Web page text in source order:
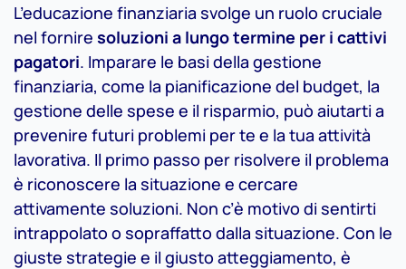
L’educazione finanziaria svolge un ruolo cruciale
nel fornire soluzioni a lungo termine per i cattivi
pagatori. Imparare le basi della gestione
finanziaria, come la pianificazione del budget, la
gestione delle spese e il risparmio, può aiutarti a
prevenire futuri problemi per te e la tua attività
lavorativa. Il primo passo per risolvere il problema
è riconoscere la situazione e cercare
attivamente soluzioni. Non c’è motivo di sentirti
intrappolato o sopraffatto dalla situazione. Con le
giuste strategie e il giusto atteggiamento, è